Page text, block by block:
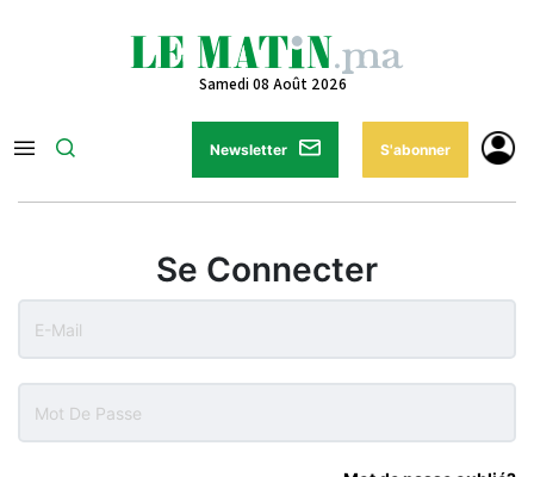
Samedi 08 Août 2026
Newsletter S'abonner
Se Connecter